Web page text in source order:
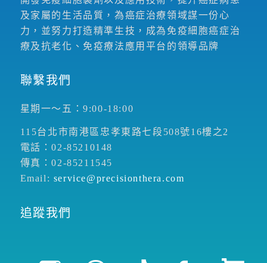
及家屬的生活品質，為癌症治療領域謀一份心
力，並努力打造精準生技，成為免疫細胞癌症治
療及抗老化、免疫療法應用平台的領導品牌
聯繫我們
星期一～五：9:00-18:00
115台北市南港區忠孝東路七段508號16樓之2
電話：02-85210148
傳真：02-85211545
Email: service@precisionthera.com
追蹤我們